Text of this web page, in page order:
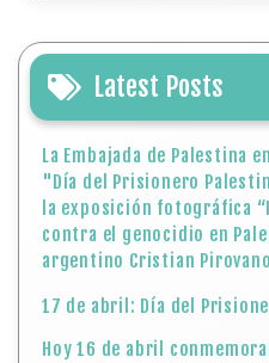
Latest Posts
La Embajada de Palestina
"Día del Prisionero
la exposición fotográfica
contra el genocidio en
argentino Cristian Pirovano
17 de abril: Día del
Hoy 16 de abril